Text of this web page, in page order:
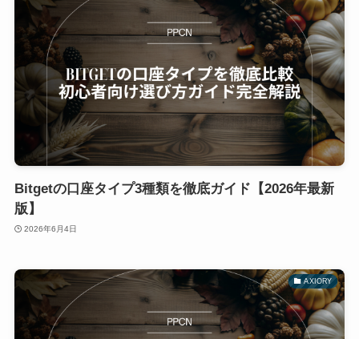
Bitgetの口座タイプ3種類を徹底ガイド【2026年最新
版】
2026年6月4日
AXIORY